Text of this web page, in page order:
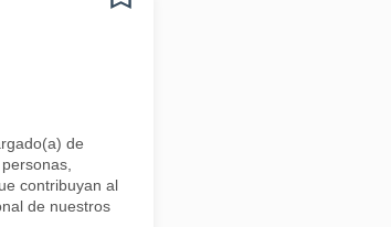
de
contribuyan al
de nuestros